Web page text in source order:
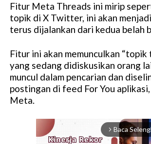
Fitur Meta Threads ini mirip
topik di X Twitter, ini akan
terus dijalankan dari kedua belah
Fitur ini akan memunculkan
yang sedang didiskusikan orang
muncul dalam pencarian dan
postingan di feed For You
Meta.
arrow_forward_ios Baca